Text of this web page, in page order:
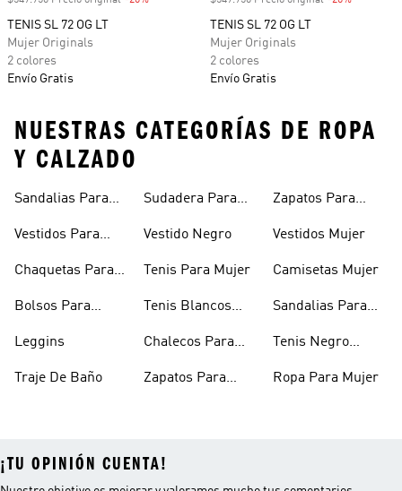
TENIS SL 72 OG LT
Mujer Originals
2 colores
Envío Gratis
TENIS SL 72 OG LT
Mujer Originals
2 colores
Envío Gratis
NUESTRAS CATEGORÍAS DE ROPA
Y CALZADO
Sandalias Para
Vestidos Para
Chaquetas Para
Bolsos Para
Leggins
Traje De Baño
Sudadera Para
Vestido Negro
Tenis Para Mujer
Tenis Blancos
Chalecos Para
Zapatos Para
Zapatos Para
Vestidos Mujer
Camisetas Mujer
Sandalias Para
Tenis Negro
Ropa Para Mujer
¡TU OPINIÓN CUENTA!